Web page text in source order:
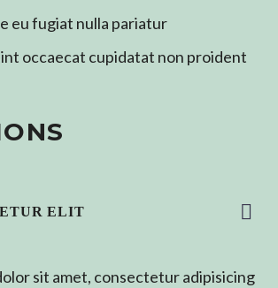
eu fugiat nulla pariatur
occaecat cupidatat non proident
ELIT
sit amet, consectetur adipisicing